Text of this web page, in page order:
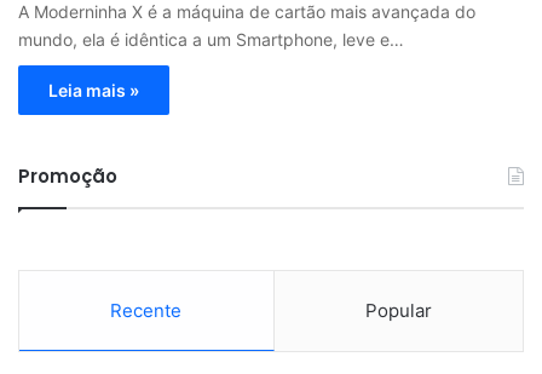
A Moderninha X é a máquina de cartão mais avançada do
mundo, ela é idêntica a um Smartphone, leve e…
Leia mais »
Promoção
Recente Popular